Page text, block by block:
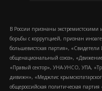
В России признаны
борьбы с коррупцией, признан
большевистская партия»,
общенациональный союз»,
«Правый сектор», УНА-УНСО, УПА,
дивижн», «Меджлис
общероссийская политическая